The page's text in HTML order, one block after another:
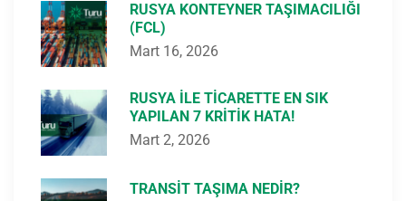
RUSYA KONTEYNER TAŞIMACILIĞI
(FCL)
Mart 16, 2026
RUSYA ILE TICARETTE EN SIK
YAPILAN 7 KRITIK HATA!
Mart 2, 2026
TRANSIT TAŞIMA NEDIR?